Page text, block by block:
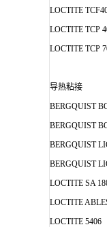
LOCTITE
LOCTITE TCP
LOCTITE TCP
导热粘接
BERGQUIST
BERGQUIST
BERGQUIST
BERGQUIST
LOCTITE SA
LOCTITE
LOCTITE 5406